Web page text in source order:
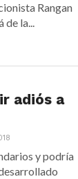
Rangan
de la...
adiós a
y podría